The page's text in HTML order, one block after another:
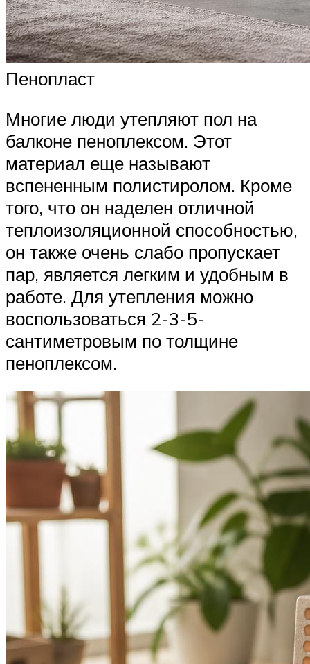
Пенопласт
Многие люди утепляют пол на
балконе пеноплексом. Этот
материал еще называют
вспененным полистиролом. Кроме
того, что он наделен отличной
теплоизоляционной способностью,
он также очень слабо пропускает
пар, является легким и удобным в
работе. Для утепления можно
воспользоваться 2-3-5-
сантиметровым по толщине
пеноплексом.